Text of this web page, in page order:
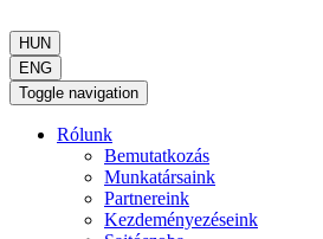
HUN
ENG
Toggle navigation
Rólunk
Bemutatkozás
Munkatársaink
Partnereink
Kezdeményezéseink